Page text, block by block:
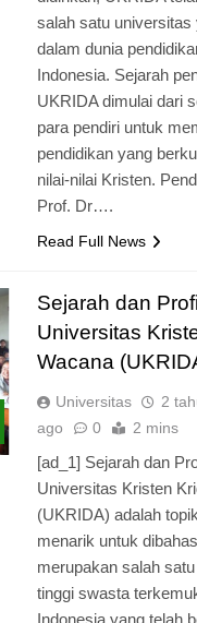
didirikan, UKRIDA
salah satu universitas
dalam dunia
Indonesia. Sejarah
UKRIDA dimulai dari
para pendiri untuk
pendidikan yang
nilai-nilai Kristen.
Sejarah dan Profil
Universitas
Wacana
Universitas
2
[ad_1] Sejarah dan
Universitas Kristen
(UKRIDA) adalah
menarik untuk
merupakan salah satu
tinggi swasta